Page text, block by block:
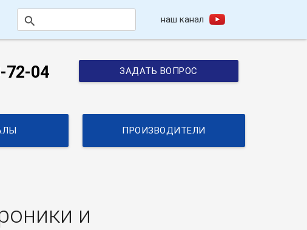
search наш канал
72-04 ЗАДАТЬ ВОПРОС
ПРОИЗВОДИТЕЛИ
и